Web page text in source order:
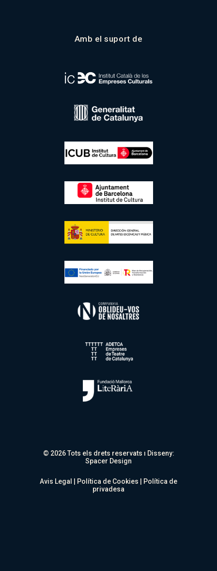
Amb el suport de
© 2026 Tots els drets reservats ı Disseny:
Spacer Design
Avis Legal Política de Cookies
Política de
privadesa